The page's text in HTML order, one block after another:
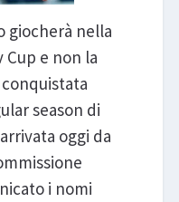
giocherà nella
Cup e non la
season di
oggi da
i nomi